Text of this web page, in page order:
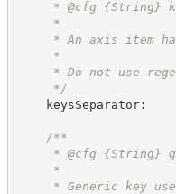
* @cfg {String}
*
* An axis item has
*
* Do not use
*/
keysSeparator:
/**
* @cfg {String}
*
* Generic key